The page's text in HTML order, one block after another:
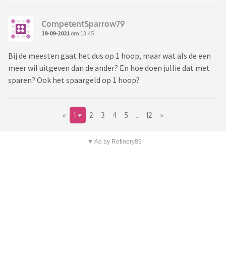
CompetentSparrow79
19-09-2021 om 13:45
Bij de meesten gaat het dus op 1 hoop, maar wat als de een
meer wil uitgeven dan de ander? En hoe doen jullie dat met
sparen? Ook het spaargeld op 1 hoop?
« 1 2 3 4 5 12 »
▼ Ad by Refinery89